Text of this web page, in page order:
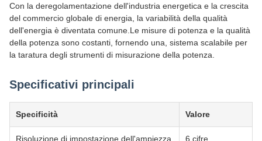
Con la deregolamentazione dell'industria energetica e la crescita
del commercio globale di energia, la variabilità della qualità
dell'energia è diventata comune.Le misure di potenza e la qualità
della potenza sono costanti, fornendo una, sistema scalabile per
la taratura degli strumenti di misurazione della potenza.
Specificativi principali
Specificità Valore
Risoluzione di impostazione dell'ampiezza 6 cifre